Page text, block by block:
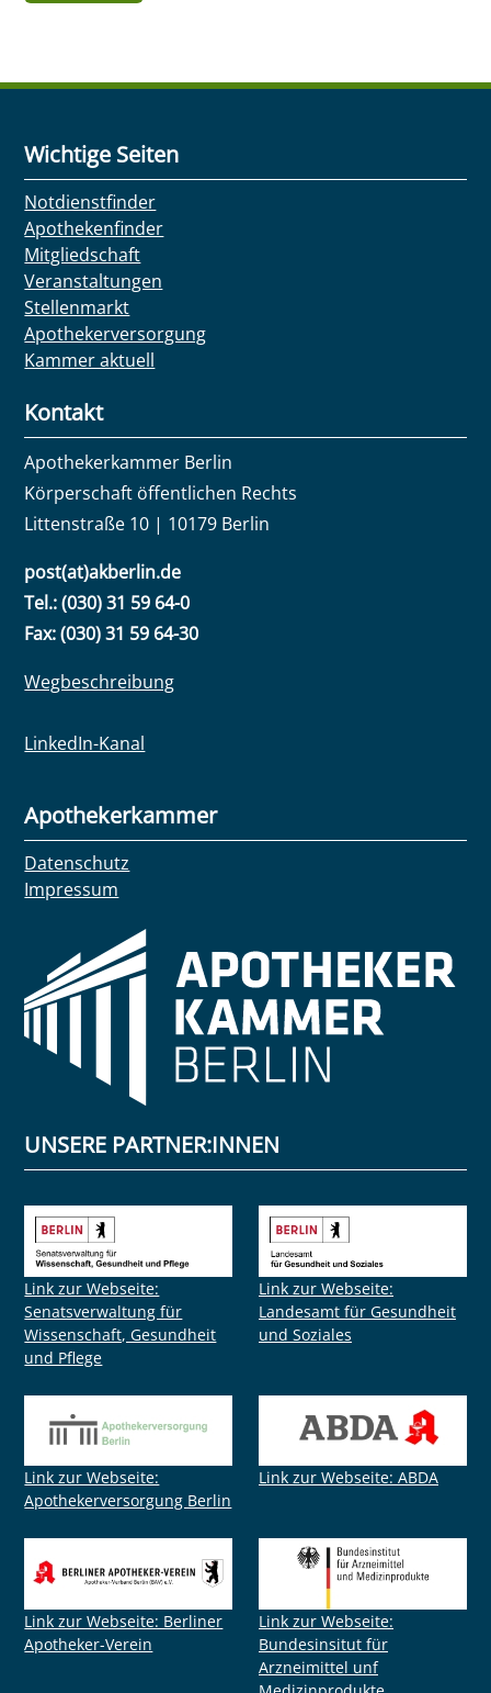
Wichtige Seiten
Notdienstfinder
Apothekenfinder
Mitgliedschaft
Veranstaltungen
Stellenmarkt
Apothekerversorgung
Kammer aktuell
Kontakt
Apothekerkammer Berlin
Körperschaft öffentlichen Rechts
Littenstraße 10 | 10179 Berlin
post(at)akberlin.de
Tel.: (030) 31 59 64-0
Fax: (030) 31 59 64-30
Wegbeschreibung
LinkedIn-Kanal
Apothekerkammer
Datenschutz
Impressum
UNSERE PARTNER:INNEN
Link zur Webseite:
Senatsverwaltung für
Wissenschaft, Gesundheit
und Pflege
Link zur Webseite:
Landesamt für Gesundheit
und Soziales
Link zur Webseite:
Apothekerversorgung Berlin
Link zur Webseite: ABDA
Link zur Webseite: Berliner
Apotheker-Verein
Link zur Webseite:
Bundesinsitut für
Arzneimittel unf